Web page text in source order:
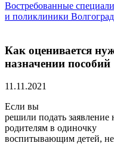
Востребованные
и поликлиники
Как оценивается
назначении пособий
11.11.2021
Если вы
решили подать
родителям в одиночку
воспитывающим детей,